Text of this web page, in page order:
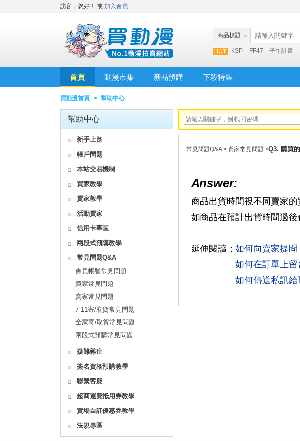
訪客，您好！ 或 加入會員
商品標題
KSP FF47 子午計畫
首頁 動漫市集 新品預購 下殺特集
買動漫首頁 > 幫助中心
幫助中心
新手上路
帳戶問題
本站交易機制
買家教學
賣家教學
活動賣家
信用卡專區
兩段式預購教學
常見問題Q&A
會員帳號常見問題
買家常見問題
賣家常見問題
7-11寄/取貨常見問題
全家寄/取貨常見問題
兩段式預購常見問題
疑難雜症
簽名資格預購教學
聯繫客服
超商運費抵用券教學
賣場自訂優惠券教學
法規專區
常見問題Q&A> 買家常見問題 >Q3. 購買
Answer:
商品出貨時間視不同賣家
如商品在預計出貨時間過
延伸閱讀： 如何向賣家提問
如何在訂單上留
如何傳送私訊給